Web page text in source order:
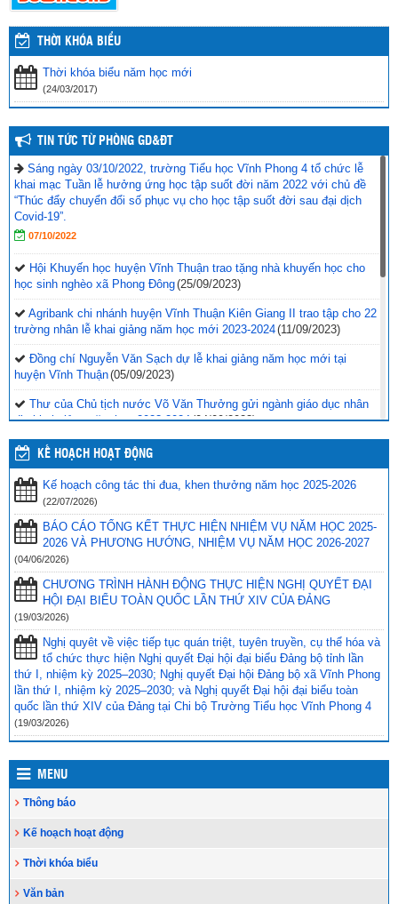
THỜI KHÓA BIỂU
Thời khóa biểu năm học mới
(24/03/2017)
TIN TỨC TỪ PHÒNG GD&ĐT
Sáng ngày 03/10/2022, trường Tiểu học Vĩnh Phong 4 tổ chức lễ
khai mạc Tuần lễ hưởng ứng học tập suốt đời năm 2022 với chủ đề
“Thúc đẩy chuyển đổi số phục vụ cho học tập suốt đời sau đại dịch
Covid-19”.
07/10/2022
Hội Khuyến học huyện Vĩnh Thuận trao tặng nhà khuyến học cho
học sinh nghèo xã Phong Đông(25/09/2023)
Agribank chi nhánh huyện Vĩnh Thuận Kiên Giang II trao tập cho 22
trường nhân lễ khai giảng năm học mới 2023-2024(11/09/2023)
Đồng chí Nguyễn Văn Sạch dự lễ khai giảng năm học mới tại
huyện Vĩnh Thuận(05/09/2023)
Thư của Chủ tịch nước Võ Văn Thưởng gửi ngành giáo dục nhân
dịp khai giảng năm học 2023-2024(04/09/2023)
Phối hợp với ngành giáo dục trên địa bàn huyện Vĩnh Thuận trong
công tác thu hộ học phí
Vĩnh Thuận sẵn sàng cho năm học mới 2023-2024
Tổng kết năm học 2022-2023 và triển khai phương hướng, nhiệm
vụ trọng tâm năm học 2023-2024(30/08/2023)
Trao 20 suất quà cho học sinh có hoàn cảnh khó khăn trước thềm
năm học mới(25/08/2023)
Toà án nhân dân tỉnh Kiên Giang tặng Quỹ khuyến học huyện Vĩnh
Thuận trước thềm năm học 2023-2024 (15/08/2023)
Đẩy nhanh tiến độ thi công “Công trình xây nhà khuyến học năm
2023” tặng học sinh nghèo vượt khó học giỏi hiện chưa có nhà
ở(10/08/2023)
KẾ HOẠCH HOẠT ĐỘNG
Kế hoạch công tác thi đua, khen thưởng năm học 2025-2026
(22/07/2026)
BÁO CÁO TỔNG KẾT THỰC HIỆN NHIỆM VỤ NĂM HỌC 2025-
2026 VÀ PHƯƠNG HƯỚNG, NHIỆM VỤ NĂM HỌC 2026-2027
(04/06/2026)
CHƯƠNG TRÌNH HÀNH ĐỘNG THỰC HIỆN NGHỊ QUYẾT ĐẠI
HỘI ĐẠI BIỂU TOÀN QUỐC LẦN THỨ XIV CỦA ĐẢNG
(19/03/2026)
Nghị quyêt về việc tiếp tục quán triệt, tuyên truyền, cụ thể hóa và
tổ chức thực hiện Nghị quyết Đại hội đại biểu Đảng bộ tỉnh lần
thứ I, nhiệm kỳ 2025–2030; Nghị quyết Đại hội Đảng bộ xã Vĩnh Phong
lần thứ I, nhiệm kỳ 2025–2030; và Nghị quyết Đại hội đại biểu toàn
quốc lần thứ XIV của Đảng tại Chi bộ Trường Tiểu học Vĩnh Phong 4
(19/03/2026)
MENU
Thông báo
Kế hoạch hoạt động
Thời khóa biểu
Văn bản